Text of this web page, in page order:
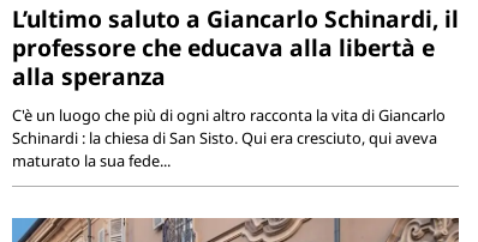
L’ultimo saluto a Giancarlo Schinardi, il
professore che educava alla libertà e
alla speranza
C'è un luogo che più di ogni altro racconta la vita di Giancarlo
Schinardi : la chiesa di San Sisto. Qui era cresciuto, qui aveva
maturato la sua fede...